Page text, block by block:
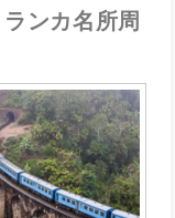
ンカ名所周